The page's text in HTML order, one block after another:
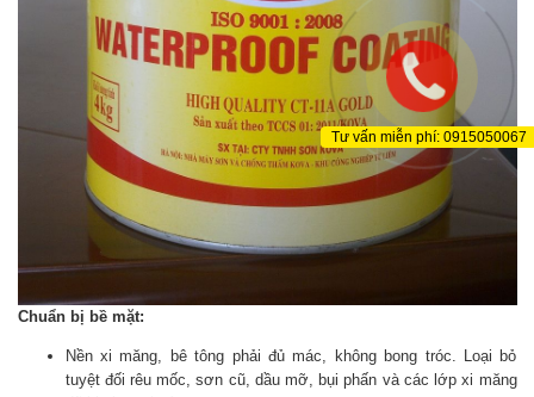
Chuẩn bị bề mặt:
Nền xi măng, bê tông phải đủ mác, không bong tróc. Loại bỏ
tuyệt đối rêu mốc, sơn cũ, dầu mỡ, bụi phấn và các lớp xi măng
Tư vấn miễn phí: 0915050067